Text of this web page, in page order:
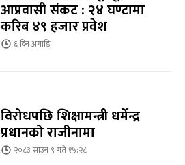
आप्रवासी संकट : २४ घण्टामा
करिब ४९ हजार प्रवेश
६ दिनअगाडि
विरोधपछि शिक्षामन्त्री धर्मेन्द्र
प्रधानको राजीनामा
२०८३ साउन ९ गते १५:२८